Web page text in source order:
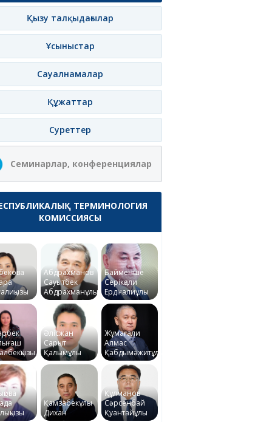
Қызу талқыдағылар
Ұсыныстар
Сауалнамалар
Құжаттар
Суреттер
Семинарлар, конференциялар
ТЕРМИНОЛОГИЯ
КОМИССИЯСЫ
Абдрахманов
Сауытбек
Абдрахманұлы
Байменше
Серікқали
Ердіғалиұлы
Әлісжан
Сарқыт
Қалымұлы
Жұмағали
Алмас
Қабдымәжитұлы
Қамзабекұлы
Дихан
Құлманов
Сәрсенбай
Қуантайұлы